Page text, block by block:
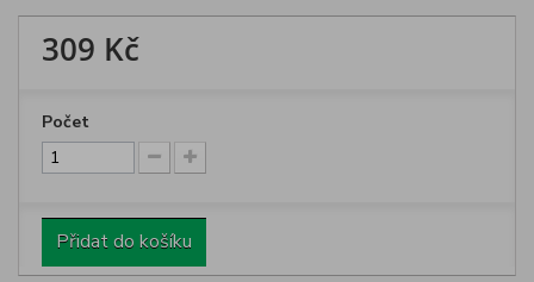
309 Kč
Počet
Přidat do košíku